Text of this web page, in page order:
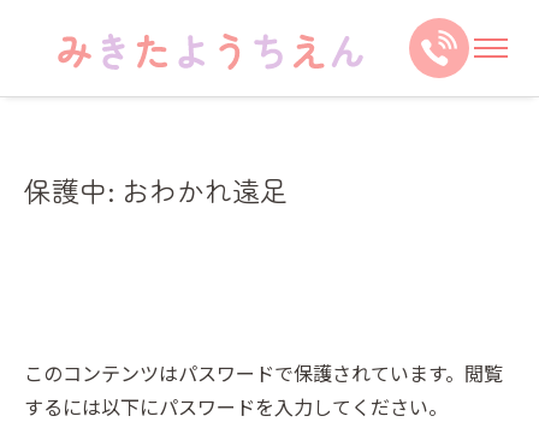
保護中: おわかれ遠足
このコンテンツはパスワードで保護されています。閲覧
するには以下にパスワードを入力してください。